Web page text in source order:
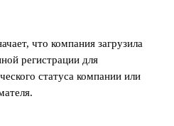
что компания загрузила
регистрации для
статуса компании или